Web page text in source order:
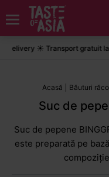
☀️ Transport gratuit la
Acasă Băuturi
Suc de
Suc de pepene
este preparată pe